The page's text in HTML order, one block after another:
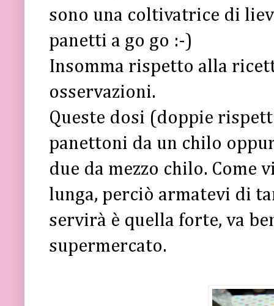
sono una coltivatrice di
panetti a go go :-)
Insomma rispetto alla
osservazioni.
Queste dosi (doppie
panettoni da un chilo
due da mezzo chilo. Come
lunga, perciò armatevi di
servirà è quella forte, va
supermercato.